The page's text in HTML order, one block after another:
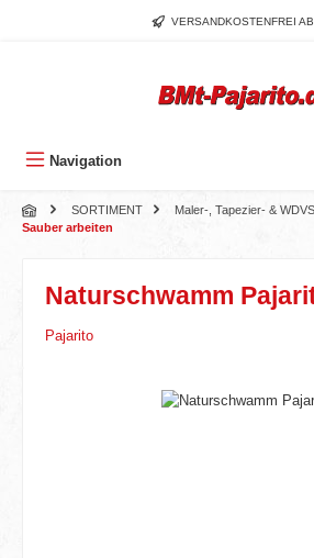
Zum Hauptinhalt springenVERSANDKOSTENFREI
Navigation
SORTIMENT
Maler-, Tapezier- &
Sauber arbeiten
Naturschwamm
Pajarito
Bildergalerie überspringen